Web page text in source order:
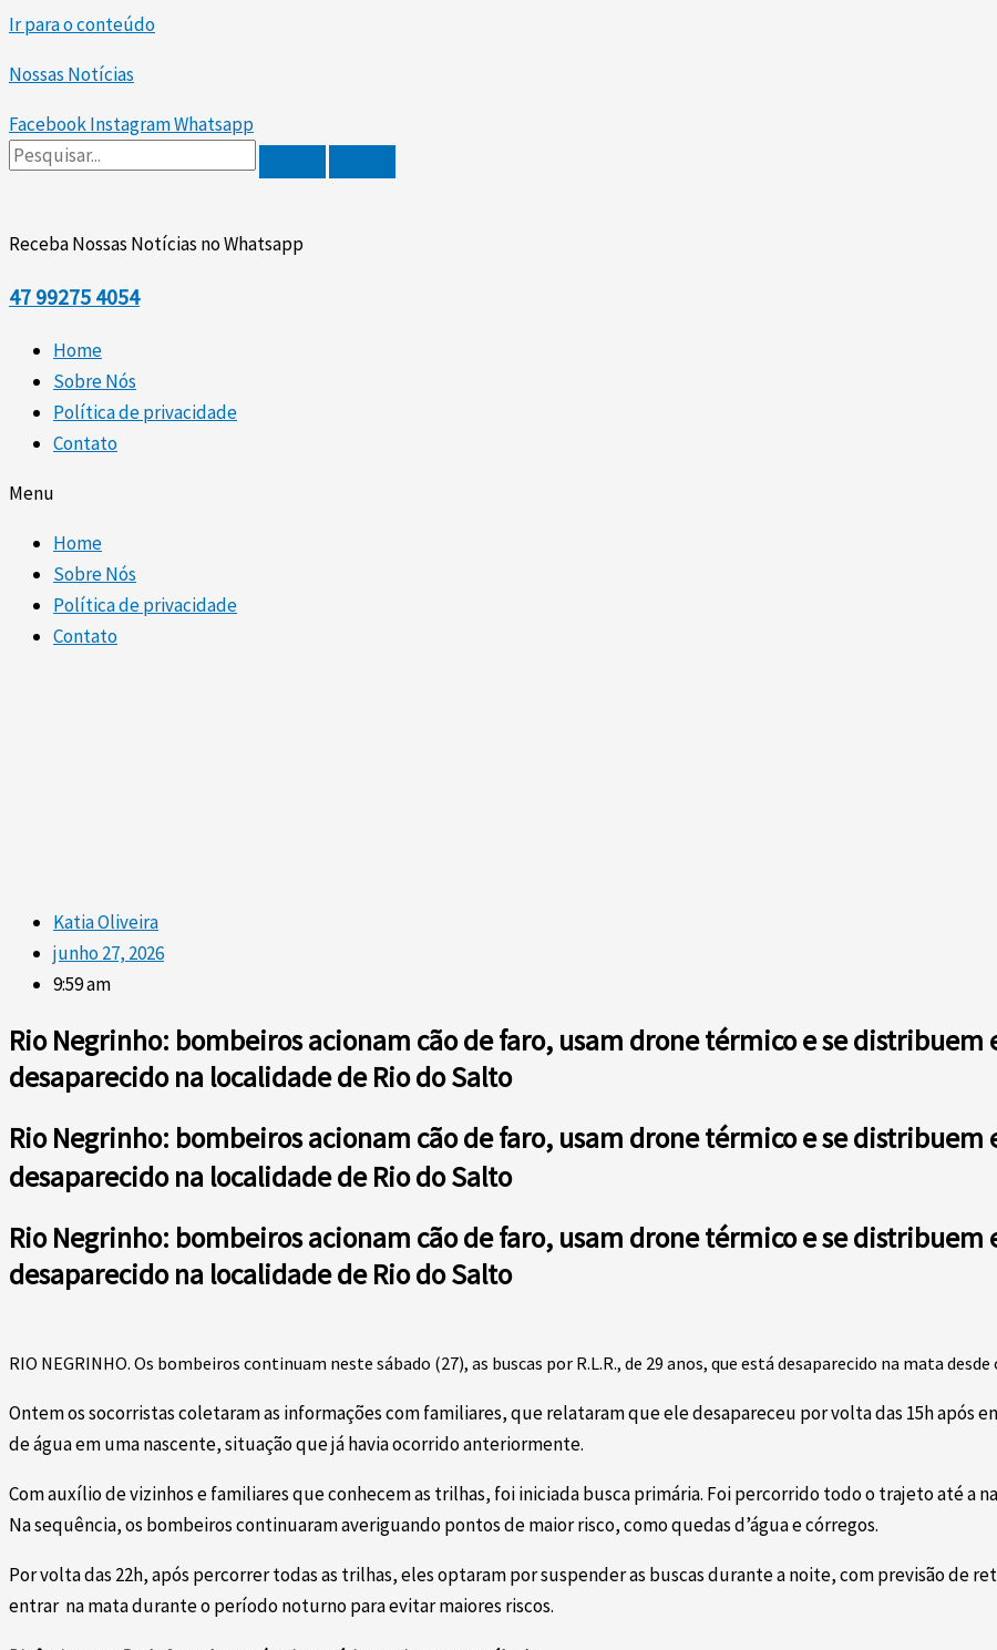
Ir para o conteúdo
Nossas Notícias
FacebookInstagramWhatsapp
Receba Nossas Notícias no Whatsapp
47 99275 4054
Home
Sobre Nós
Política de privacidade
Contato
Menu
Home
Sobre Nós
Política de privacidade
Contato
Katia Oliveira
junho 27, 2026
9:59 am
Rio Negrinho: bombeiros acionam cão de faro, usam drone térmico e se distribuem
desaparecido na localidade de Rio do Salto
Rio Negrinho: bombeiros acionam cão de faro, usam drone térmico e se distribuem
desaparecido na localidade de Rio do Salto
Rio Negrinho: bombeiros acionam cão de faro, usam drone térmico e se distribuem
desaparecido na localidade de Rio do Salto
RIO NEGRINHO. Os bombeiros continuam neste sábado (27), as buscas por R.L.R., de 29 anos, que está desaparecido na mata
Ontem os socorristas coletaram as informações com familiares, que relataram que ele desapareceu por volta das 15h após
de água em uma nascente, situação que já havia ocorrido anteriormente.
Com auxílio de vizinhos e familiares que conhecem as trilhas, foi iniciada busca primária. Foi percorrido todo o trajeto até a
Na sequência, os bombeiros continuaram averiguando pontos de maior risco, como quedas d’água e córregos.
Por volta das 22h, após percorrer todas as trilhas, eles optaram por suspender as buscas durante a noite, com previsão de
entrar na mata durante o período noturno para evitar maiores riscos.